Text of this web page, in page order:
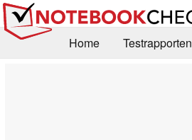
Home Testrapporten